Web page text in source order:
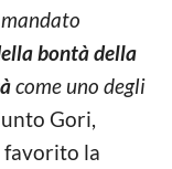
bontà della
come uno degli
Gori,
favorito la